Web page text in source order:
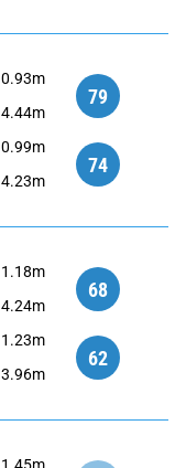
0.93m
4.44m
79
0.99m
4.23m
74
1.18m
4.24m
68
1.23m
3.96m
62